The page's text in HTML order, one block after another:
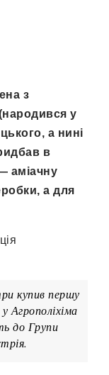
з
у
а нині
в
аміачну
а для
купив першу
Агрополіхіма
до Групи